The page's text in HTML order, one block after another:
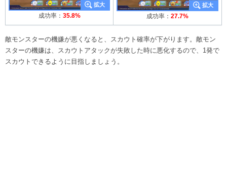
成功率： 35.8% 成功率： 27.7%
敵モンスターの機嫌が悪くなると、スカウト確率が下がります。敵モン
スターの機嫌は、スカウトアタックが失敗した時に悪化するので、1発で
スカウトできるように目指しましょう。